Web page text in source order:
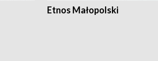
Etnos Małopolski